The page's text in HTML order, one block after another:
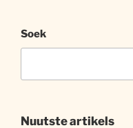
Soek
Nuutste artikels